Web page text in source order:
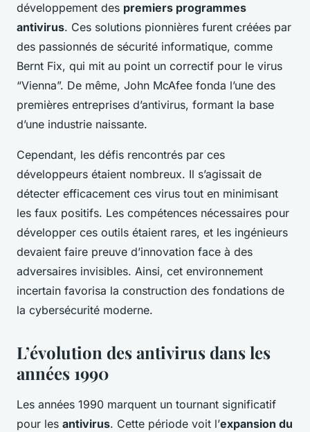
développement des premiers programmes
antivirus. Ces solutions pionnières furent créées par
des passionnés de sécurité informatique, comme
Bernt Fix, qui mit au point un correctif pour le virus
“Vienna”. De même, John McAfee fonda l’une des
premières entreprises d’antivirus, formant la base
d’une industrie naissante.
Cependant, les défis rencontrés par ces
développeurs étaient nombreux. Il s’agissait de
détecter efficacement ces virus tout en minimisant
les faux positifs. Les compétences nécessaires pour
développer ces outils étaient rares, et les ingénieurs
devaient faire preuve d’innovation face à des
adversaires invisibles. Ainsi, cet environnement
incertain favorisa la construction des fondations de
la cybersécurité moderne.
L’évolution des antivirus dans les
années 1990
Les années 1990 marquent un tournant significatif
pour les antivirus. Cette période voit l’expansion du